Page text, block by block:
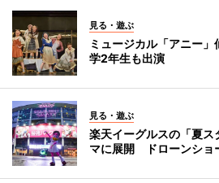
見る・遊ぶ
ミュージカル「アニー
学2年生も出演
見る・遊ぶ
楽天イーグルスの「夏
マに展開 ドローンショ